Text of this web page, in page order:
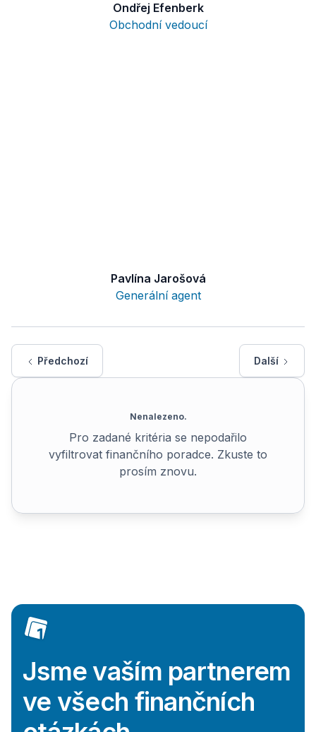
Ondřej Efenberk
Obchodní vedoucí
Pavlína Jarošová
Generální agent
Předchozí Další
Nenalezeno.
Pro zadané kritéria se nepodařilo
vyfiltrovat finančního poradce. Zkuste to
prosím znovu.
Jsme vaším partnerem
ve všech finančních